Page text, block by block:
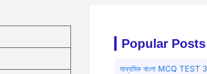
Popular Posts
মাধ্যমিক বাংলা MCQ TEST 3